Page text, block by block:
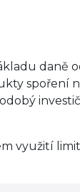
daně
spoření
využití